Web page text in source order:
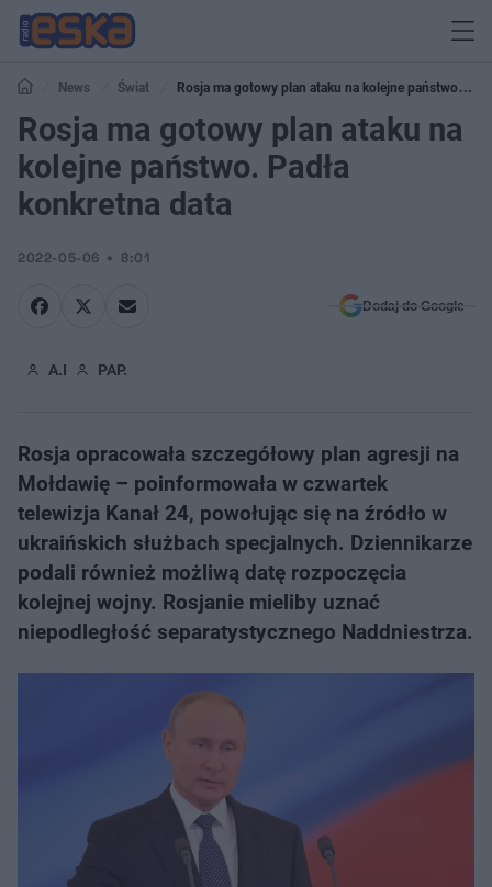
News Świat
Rosja ma gotowy plan ataku na kolejne państwo.
Padła konkretna data
Rosja ma gotowy plan ataku na
kolejne państwo. Padła
konkretna data
2022-05-06 8:01
Dodaj do Google
A.I PAP.
Rosja opracowała szczegółowy plan agresji na
Mołdawię – poinformowała w czwartek
telewizja Kanał 24, powołując się na źródło w
ukraińskich służbach specjalnych. Dziennikarze
podali również możliwą datę rozpoczęcia
kolejnej wojny. Rosjanie mieliby uznać
niepodległość separatystycznego Naddniestrza.